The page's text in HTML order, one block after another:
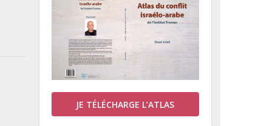
JE TÉLÉCHARGE L’ATLAS